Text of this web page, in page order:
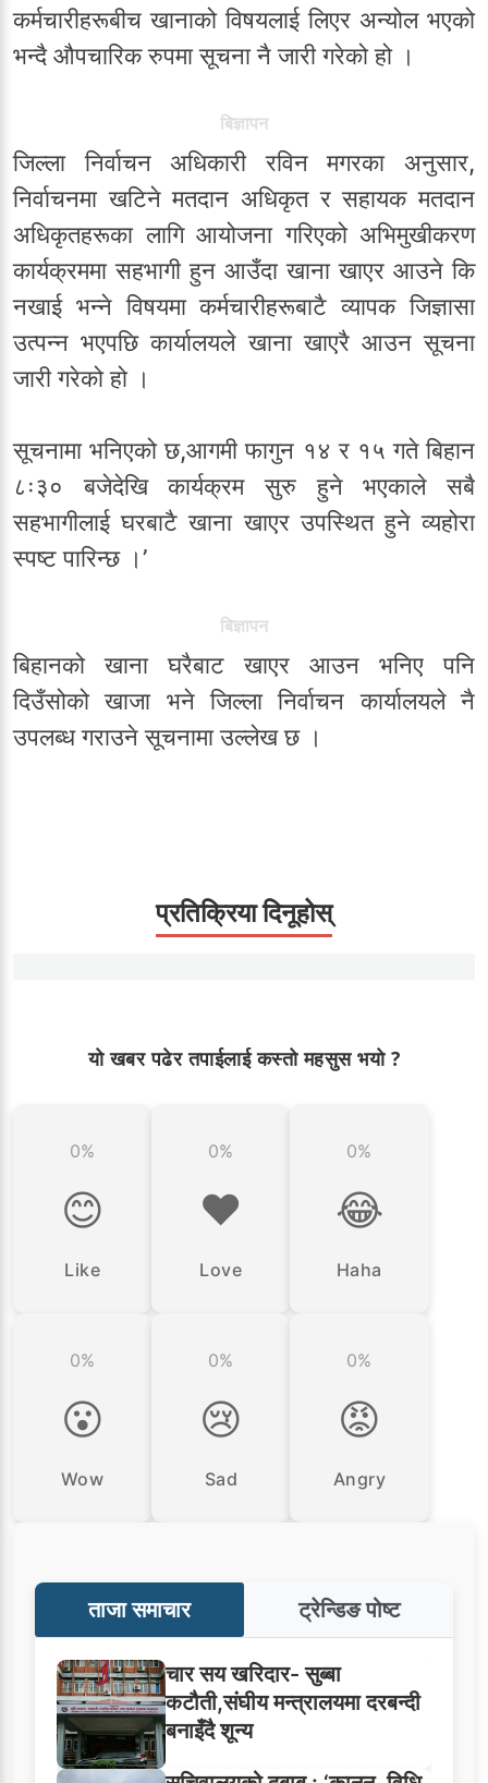
कर्मचारीहरूबीच खानाको विषयलाई लिएर अन्योल भएको
भन्दै औपचारिक रुपमा सूचना नै जारी गरेको हो ।
बिज्ञापन
जिल्ला निर्वाचन अधिकारी रविन मगरका अनुसार,
निर्वाचनमा खटिने मतदान अधिकृत र सहायक मतदान
अधिकृतहरूका लागि आयोजना गरिएको अभिमुखीकरण
कार्यक्रममा सहभागी हुन आउँदा खाना खाएर आउने कि
नखाई भन्ने विषयमा कर्मचारीहरूबाटै व्यापक जिज्ञासा
उत्पन्न भएपछि कार्यालयले खाना खाएरै आउन सूचना
जारी गरेको हो ।
सूचनामा भनिएको छ,आगमी फागुन १४ र १५ गते बिहान
८ः३० बजेदेखि कार्यक्रम सुरु हुने भएकाले सबै
सहभागीलाई घरबाटै खाना खाएर उपस्थित हुने व्यहोरा
स्पष्ट पारिन्छ ।’
बिज्ञापन
बिहानको खाना घरैबाट खाएर आउन भनिए पनि
दिउँसोको खाजा भने जिल्ला निर्वाचन कार्यालयले नै
उपलब्ध गराउने सूचनामा उल्लेख छ ।
प्रतिक्रिया दिनूहोस्
यो खबर पढेर तपाईलाई कस्तो महसुस भयो ?
0%
😊
Like
0%
❤️
Love
0%
😂
Haha
0%
😮
Wow
0%
😢
Sad
0%
😡
Angry
ताजा समाचार ट्रेन्डिङ पोष्ट
चार सय खरिदार- सुब्बा
कटौती,संघीय मन्त्रालयमा दरबन्दी
बनाइँदै शून्य